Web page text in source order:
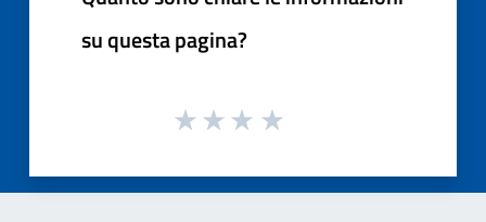
su questa pagina?